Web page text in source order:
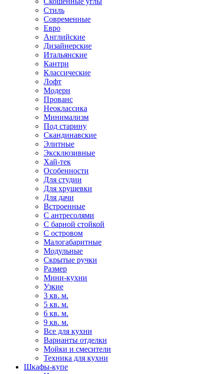
Стиль
Современные
Евро
Английские
Дизайнерские
Итальянские
Кантри
Классические
Лофт
Модерн
Прованс
Неоклассика
Минимализм
Под старину
Скандинавские
Элитные
Эксклюзивные
Хай-тек
Особенности
Для студии
Для хрущевки
Для дачи
Встроенные
С антресолями
С барной стойкой
С островом
Малогабаритные
Модульные
Скрытые ручки
Размер
Мини-кухни
Узкие
3 кв. м.
5 кв. м.
6 кв. м.
9 кв. м.
Все для кухни
Варианты отделки
Мойки и смесители
Техника для кухни
Шкафы-купе